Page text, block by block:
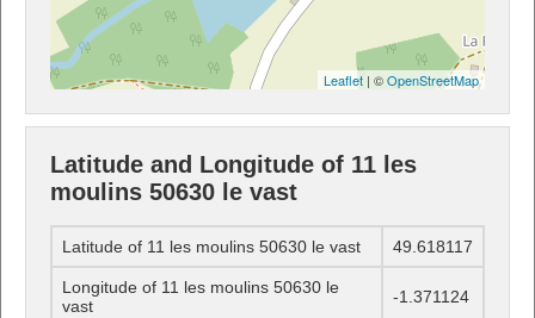
Leaflet | ©OpenStreetMap
Latitude and Longitude of 11 les
moulins 50630 le vast
Latitude of 11 les moulins 50630 le vast 49.618117
Longitude of 11 les moulins 50630 le
vast
-1.371124